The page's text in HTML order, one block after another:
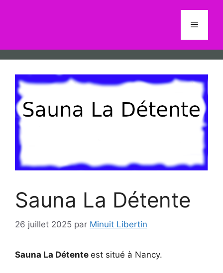
Menu
Sauna La Détente
26 juillet 2025 par Minuit Libertin
Sauna La Détente est situé à Nancy.